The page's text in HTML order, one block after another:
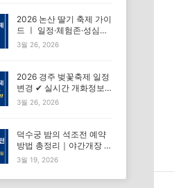
2026 논산 딸기 축제 가이
드 ㅣ 일정·체험존·성심당·
초대가수 등 총정리
3월 26, 2026
2026 경주 벚꽃축제 일정
변경 ✔ 실시간 개화정보
확인하는 법 총정리
3월 26, 2026
덕수궁 밤의 석조전 예약
방법 총정리｜야간개장 예
매 추첨
3월 19, 2026